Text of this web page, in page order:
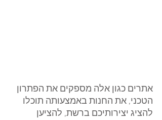
אתרים כגון אלה מספקים את הפתרון
הטכני, את החנות באמצעותה תוכלו
להציג יצירותיכם ברשת, להציען